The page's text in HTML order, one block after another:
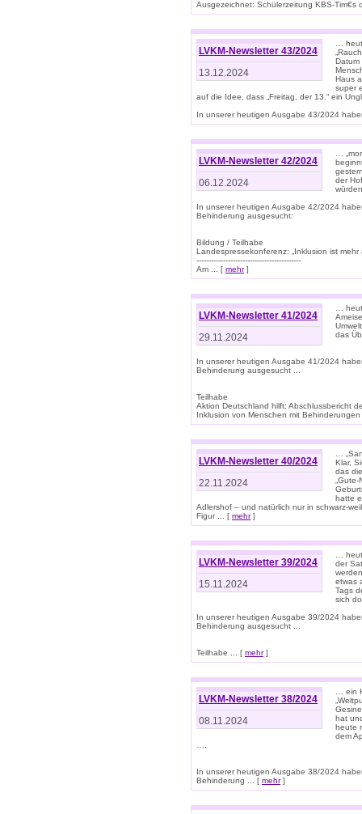
Ausgezeichnet: Schülerzeitung KBS-Tim€s
LVKM-Newsletter 43/2024
13.12.2024
…
Datum
Haus
super
auf die Idee, dass „Freitag, der 13.“ ein
In unserer heutigen Ausgabe 43/2024
LVKM-Newsletter 42/2024
06.12.2024
…
der
In unserer heutigen Ausgabe 42/2024
Behinderung ausgesucht:
Bildung / Teilhabe
Landespressekonferenz: „Inklusion ist mehr
-------------------------------------------
Am ... [ mehr]
LVKM-Newsletter 41/2024
29.11.2024
…
das
In unserer heutigen Ausgabe 41/2024
Behinderung ausgesucht ...
Teilhabe
Aktion Deutschland hilft: Abschlussbericht
Inklusion von Menschen mit
LVKM-Newsletter 40/2024
22.11.2024
…
Klar,
das
hatte
Adlershof – und natürlich nur in schwarz-
Figur ... [ mehr]
LVKM-Newsletter 39/2024
15.11.2024
…
der
etwas
Tags
sich
In unserer heutigen Ausgabe 39/2024
Behinderung ausgesucht ...
Teilhabe ... [ mehr]
LVKM-Newsletter 38/2024
08.11.2024
… ein
hat
heute
dem
In unserer heutigen Ausgabe 38/2024
Behinderung ... [ mehr]